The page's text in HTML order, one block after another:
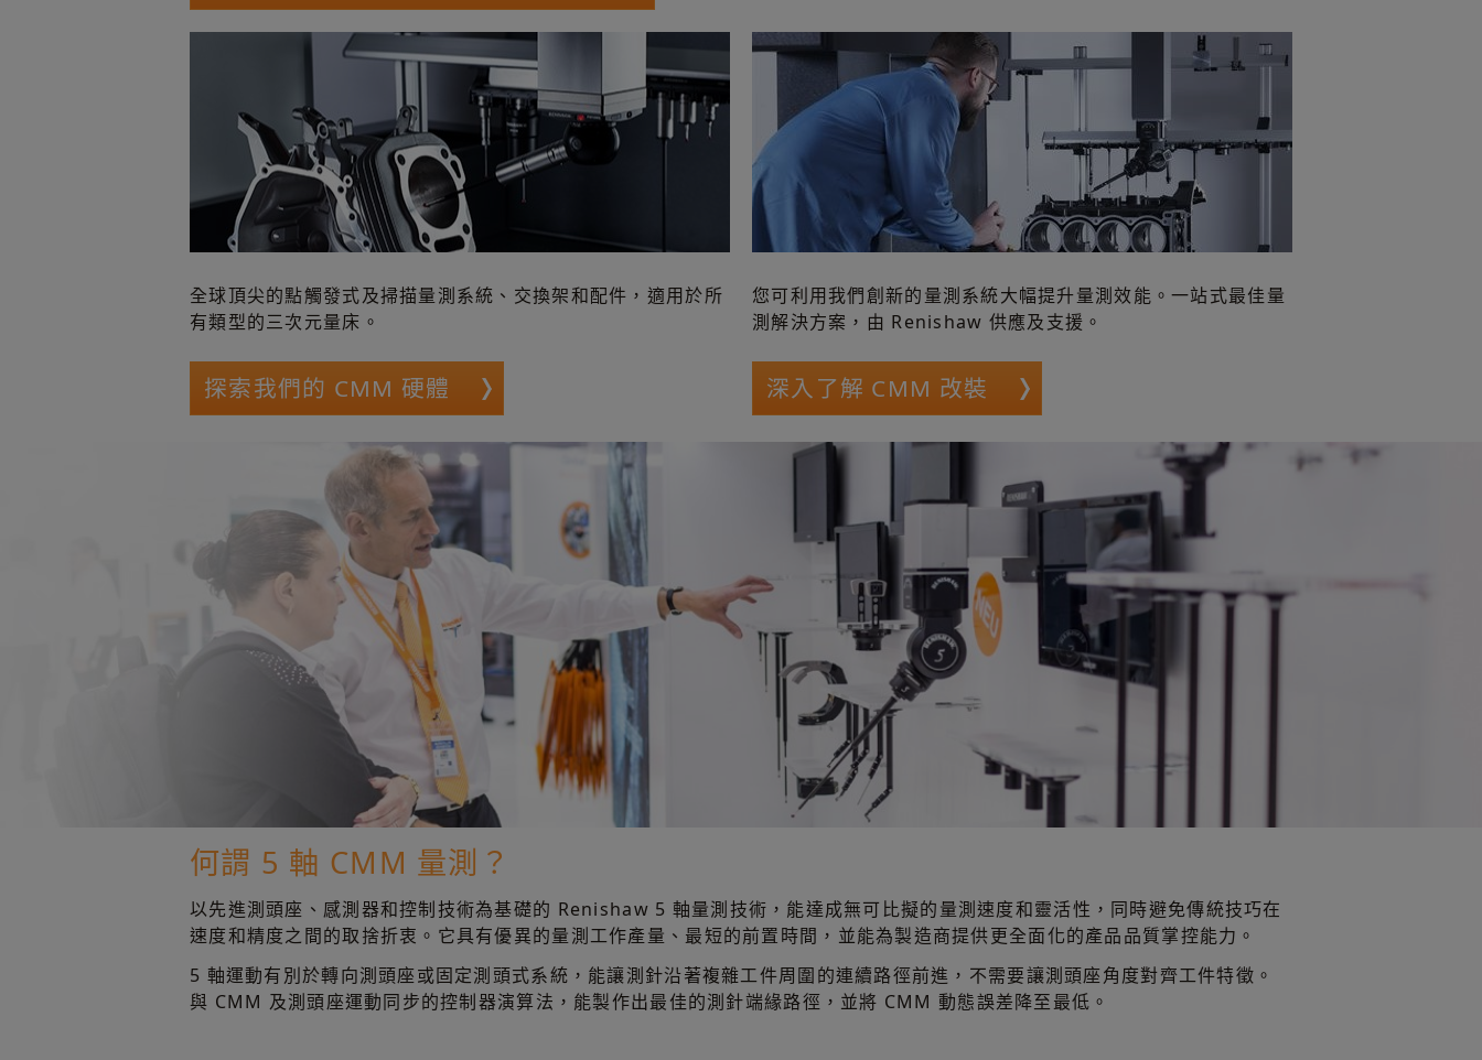
全球頂尖的點觸發式及掃描量測系統、交換架和配件，適用於所
有類型的三次元量床。
探索我們的 CMM 硬體
您可利用我們創新的量測系統大幅提升量測效能。一站式最佳量
測解決方案，由 Renishaw 供應及支援。
深入了解 CMM 改裝
何謂 5 軸 CMM 量測？
以先進測頭座、感測器和控制技術為基礎的 Renishaw 5 軸量測技術，能達成無可比擬的量測速度和靈活性，同時避免傳統技巧在
速度和精度之間的取捨折衷。它具有優異的量測工作產量、最短的前置時間，並能為製造商提供更全面化的產品品質掌控能力。
5 軸運動有別於轉向測頭座或固定測頭式系統，能讓測針沿著複雜工件周圍的連續路徑前進，不需要讓測頭座角度對齊工件特徵。
與 CMM 及測頭座運動同步的控制器演算法，能製作出最佳的測針端緣路徑，並將 CMM 動態誤差降至最低。